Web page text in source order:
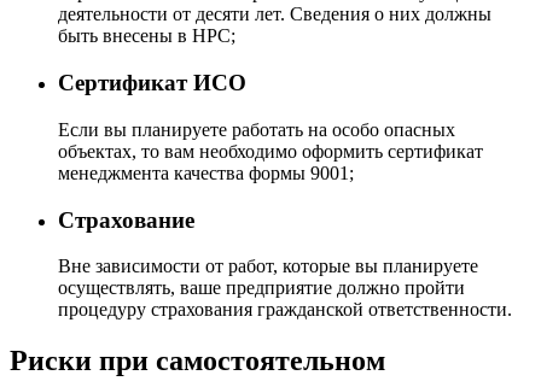
деятельности от десяти лет. Сведения о них должны
быть внесены в НРС;
Сертификат ИСО
Если вы планируете работать на особо опасных
объектах, то вам необходимо оформить сертификат
менеджмента качества формы 9001;
Страхование
Вне зависимости от работ, которые вы планируете
осуществлять, ваше предприятие должно пройти
процедуру страхования гражданской ответственности.
Риски при самостоятельном